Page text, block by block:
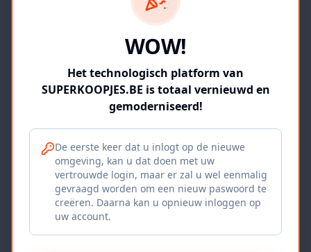
SUPERKOOPJES.BE
Geverifieerd
Iepers Kwartier
Ieper, BE
WOW!
Het technologisch platform van
SUPERKOOPJES.BE is totaal vernieuwd en
gemoderniseerd!
De eerste keer dat u inlogt op de nieuwe
omgeving, kan u dat doen met uw
vertrouwde login, maar er zal u wel eenmalig
gevraagd worden om een nieuw paswoord te
creëren. Daarna kan u opnieuw inloggen op
uw account.